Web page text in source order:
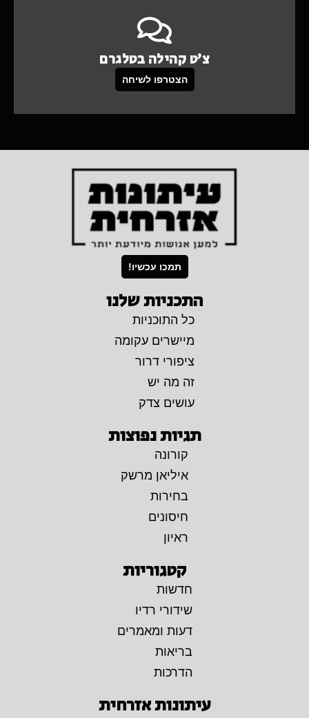
צ'ט קהילה בטלגרם
הצטרפו לשיחה
תמכו עכשיו!
התכניות שלנו
כל התוכניות
מיישרים עקומה
ציפורי דרור
זה מה יש
עושים צדק
תגיות נפוצות
קורונה
איליאן מרשק
בחירות
חיסונים
ראיון
קטגוריות
חדשות
שידורי רדיו
דעות ומאמרים
בריאות
הדרכות
עיתונות אזרחית